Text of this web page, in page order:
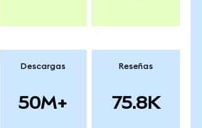
Descargas
50M+
Reseñas
75.8K